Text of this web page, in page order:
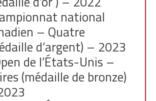
national
– Quatre
d’argent) – 2023
de l’États-Unis –
(médaille de bronze)